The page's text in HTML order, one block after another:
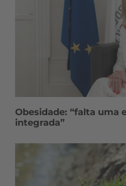
Obesidade: “falta uma
integrada”